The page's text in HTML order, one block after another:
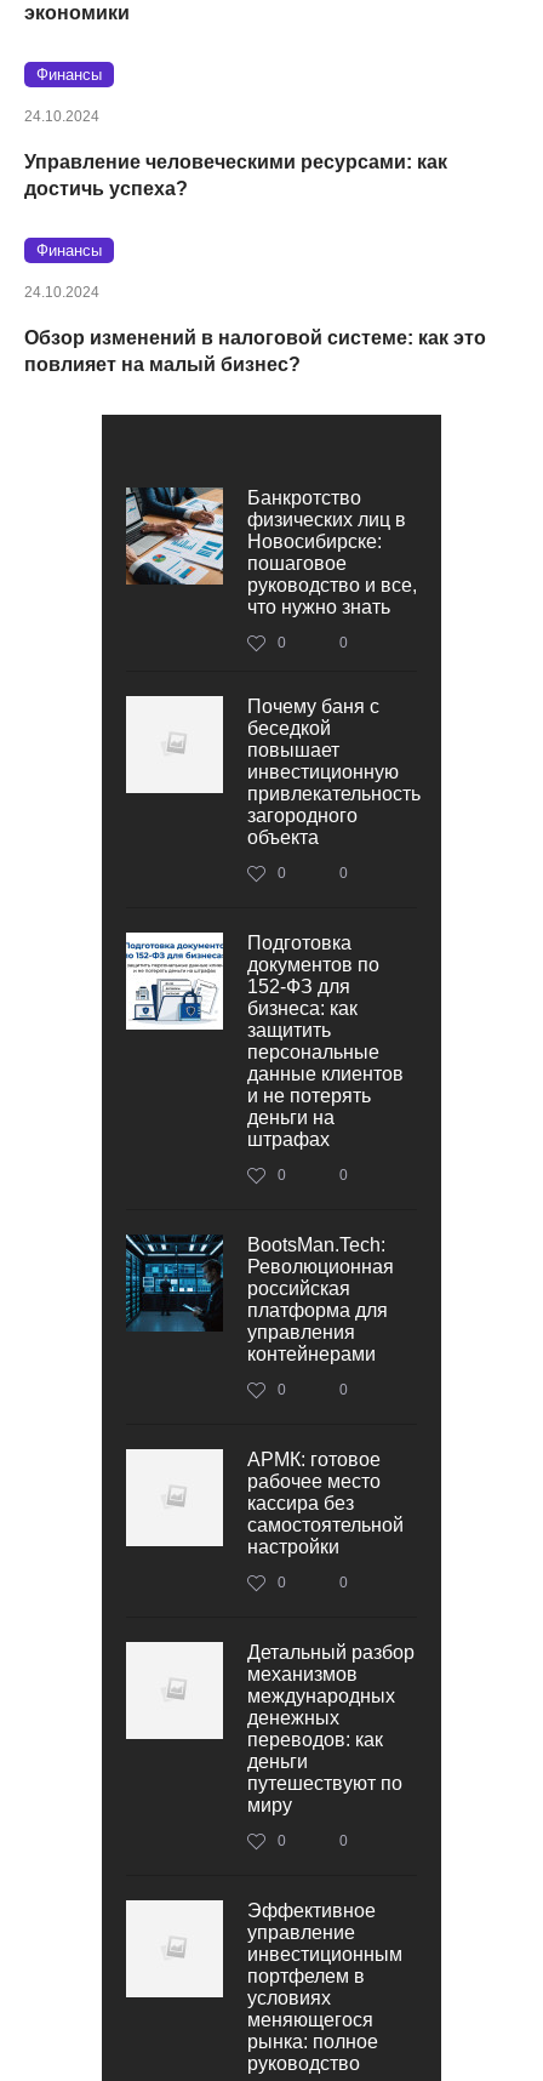
экономики
Финансы
24.10.2024
Управление человеческими ресурсами: как
достичь успеха?
Финансы
24.10.2024
Обзор изменений в налоговой системе: как это
повлияет на малый бизнес?
Банкротство
физических лиц в
Новосибирске:
пошаговое
руководство и все,
что нужно знать
0 0
Почему баня с
беседкой
повышает
инвестиционную
привлекательность
загородного
объекта
0 0
Подготовка
документов по
152‑ФЗ для
бизнеса: как
защитить
персональные
данные клиентов
и не потерять
деньги на
штрафах
0 0
BootsMan.Tech:
Революционная
российская
платформа для
управления
контейнерами
0 0
АРМК: готовое
рабочее место
кассира без
самостоятельной
настройки
0 0
Детальный разбор
механизмов
международных
денежных
переводов: как
деньги
путешествуют по
миру
0 0
Эффективное
управление
инвестиционным
портфелем в
условиях
меняющегося
рынка: полное
руководство